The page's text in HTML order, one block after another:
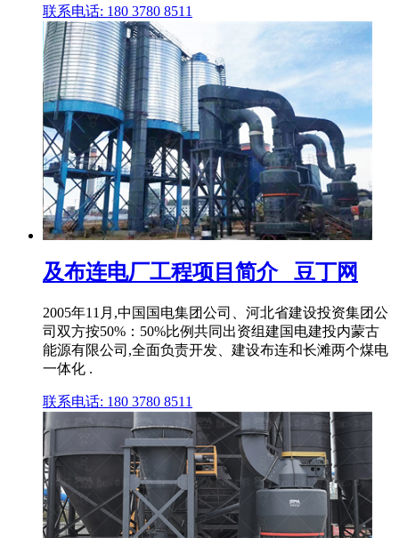
联系电话: 180 3780 8511
及布连电厂工程项目简介_ 豆丁网
2005年11月,中国国电集团公司、河北省建设投资集团公
司双方按50%：50%比例共同出资组建国电建投内蒙古
能源有限公司,全面负责开发、建设布连和长滩两个煤电
一体化 .
联系电话: 180 3780 8511